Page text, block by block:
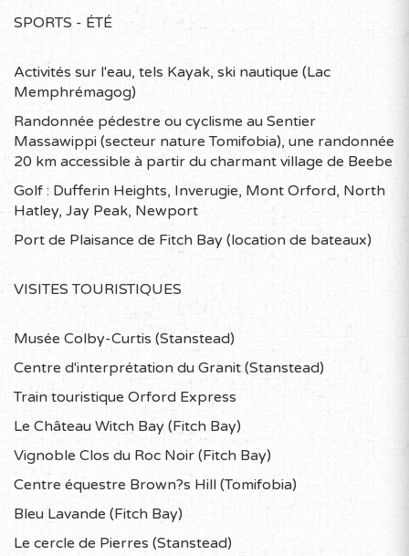
SPORTS - ÉTÉ
Activités sur l'eau, tels Kayak, ski nautique (Lac
Memphrémagog)
Randonnée pédestre ou cyclisme au Sentier
Massawippi (secteur nature Tomifobia), une randonnée
20 km accessible à partir du charmant village de Beebe
Golf : Dufferin Heights, Inverugie, Mont Orford, North
Hatley, Jay Peak, Newport
Port de Plaisance de Fitch Bay (location de bateaux)
VISITES TOURISTIQUES
Musée Colby-Curtis (Stanstead)
Centre d'interprétation du Granit (Stanstead)
Train touristique Orford Express
Le Château Witch Bay (Fitch Bay)
Vignoble Clos du Roc Noir (Fitch Bay)
Centre équestre Brown?s Hill (Tomifobia)
Bleu Lavande (Fitch Bay)
Le cercle de Pierres (Stanstead)